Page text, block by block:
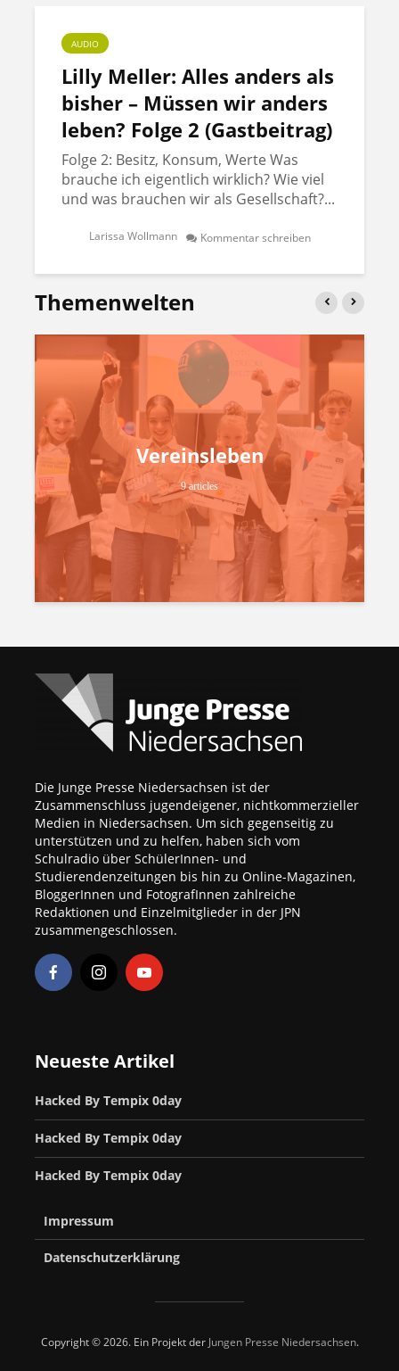
AUDIO
Lilly Meller: Alles anders als
bisher – Müssen wir anders
leben? Folge 2 (Gastbeitrag)
Folge 2: Besitz, Konsum, Werte Was
brauche ich eigentlich wirklich? Wie viel
und was brauchen wir als Gesellschaft?...
Larissa Wollmann Kommentar schreiben
Themenwelten
Vereinsleben
9 articles
Die Junge Presse Niedersachsen ist der
Zusammenschluss jugendeigener, nichtkommerzieller
Medien in Niedersachsen. Um sich gegenseitig zu
unterstützen und zu helfen, haben sich vom
Schulradio über SchülerInnen- und
Studierendenzeitungen bis hin zu Online-Magazinen,
BloggerInnen und FotografInnen zahlreiche
Redaktionen und Einzelmitglieder in der JPN
zusammengeschlossen.
Neueste Artikel
Hacked By Tempix 0day
Hacked By Tempix 0day
Hacked By Tempix 0day
Impressum
Datenschutzerklärung
Copyright © 2026. Ein Projekt der Jungen Presse Niedersachsen.